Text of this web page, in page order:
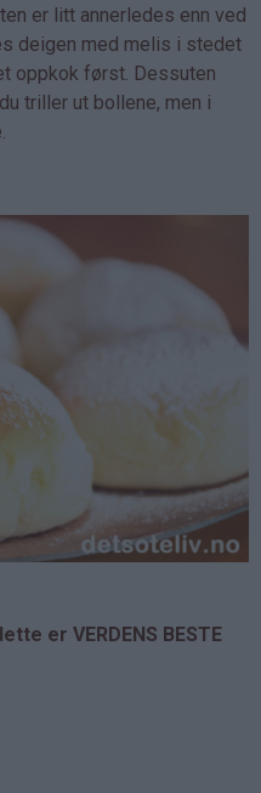
er litt annerledes enn ved
deigen med melis i stedet
oppkok først. Dessuten
triller ut bollene, men i
er VERDENS BESTE